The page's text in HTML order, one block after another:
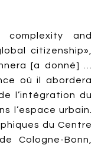
and
citizenship»,
[a donné] …
où il abordera
l’intégration du
l’espace urbain.
du Centre
Cologne-Bonn,